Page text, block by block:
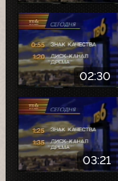
02:30
03:21